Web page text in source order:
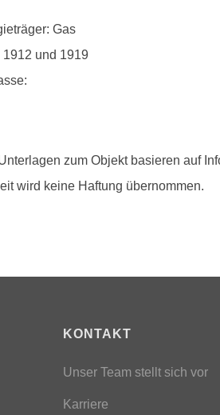
Gas
und 1919
zum Objekt basieren auf
wird keine Haftung übernommen.
KONTAKT
Unser Team stellt sich vor
Karriere